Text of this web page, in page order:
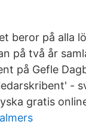
beror på alla
på två år
på Gefle
-
gratis